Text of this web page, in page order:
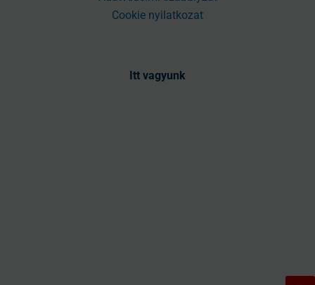
Cookie nyilatkozat
Itt vagyunk